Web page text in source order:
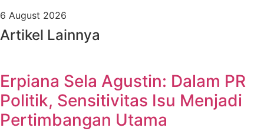
6 August 2026
Artikel Lainnya
Erpiana Sela Agustin: Dalam PR
Politik, Sensitivitas Isu Menjadi
Pertimbangan Utama